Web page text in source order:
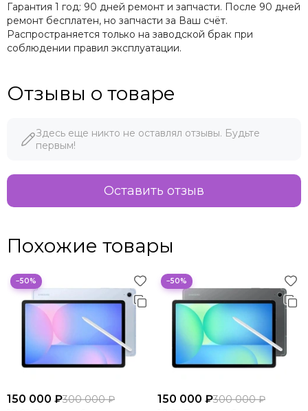
Гарантия 1 год: 90 дней ремонт и запчасти. После 90 дней
ремонт бесплатен, но запчасти за Ваш счёт.
Распространяется только на заводской брак при
соблюдении правил эксплуатации.
Отзывы о товаре
Здесь еще никто не оставлял отзывы. Будьте
первым!
Оставить отзыв
Похожие товары
−50%
150 000 ₽300 000 ₽
−50%
150 000 ₽300 000 ₽